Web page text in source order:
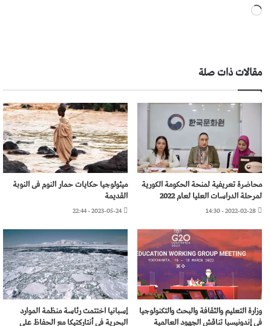
جاري
مقالات ذات صلة
محاضرة تعريفية لمنحة الحكومة الكورية
لمرحلة الدراسات العليا لعام 2022
2022-02-28 - 14:30
ميثولوجيا حكايات حمار النوم فى النوبة
القديمة
2023-05-24 - 22:44
وزارة التعليم والثقافة والبحث والتكنولوجيا
فى إندونيسيا تناقش الجهود العالمية
إسبانيا اختتمت رئاسة منظمة الموارد
البحرية في أنتاركتيكا مع الحفاظ على